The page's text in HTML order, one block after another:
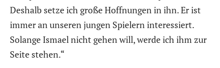
Deshalb setze ich große Hoffnungen in ihn. Er ist
immer an unseren jungen Spielern interessiert.
Solange Ismael nicht gehen will, werde ich ihm zur
Seite stehen.“